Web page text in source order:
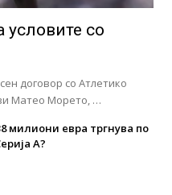
условите со
договор со Атлетико
Матео Морето, …
милиони евра тргнува по
А?